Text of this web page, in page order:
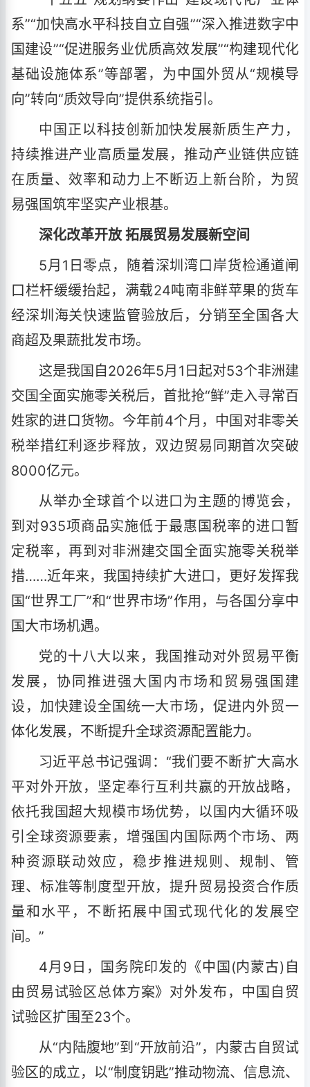
系”“加快高水平科技自立自强”“深入推进数字中
国建设”“促进服务业优质高效发展”“构建现代化
基础设施体系”等部署，为中国外贸从“规模导
向”转向“质效导向”提供系统指引。
中国正以科技创新加快发展新质生产力，
持续推进产业高质量发展，推动产业链供应链
在质量、效率和动力上不断迈上新台阶，为贸
易强国筑牢坚实产业根基。
深化改革开放 拓展贸易发展新空间
5月1日零点，随着深圳湾口岸货检通道闸
口栏杆缓缓抬起，满载24吨南非鲜苹果的货车
经深圳海关快速监管验放后，分销至全国各大
商超及果蔬批发市场。
这是我国自2026年5月1日起对53个非洲建
交国全面实施零关税后，首批抢“鲜”走入寻常百
姓家的进口货物。今年前4个月，中国对非零关
税举措红利逐步释放，双边贸易同期首次突破
8000亿元。
从举办全球首个以进口为主题的博览会，
到对935项商品实施低于最惠国税率的进口暂
定税率，再到对非洲建交国全面实施零关税举
措……近年来，我国持续扩大进口，更好发挥我
国“世界工厂”和“世界市场”作用，与各国分享中
国大市场机遇。
党的十八大以来，我国推动对外贸易平衡
发展，协同推进强大国内市场和贸易强国建
设，加快建设全国统一大市场，促进内外贸一
体化发展，不断提升全球资源配置能力。
习近平总书记强调：“我们要不断扩大高水
平对外开放，坚定奉行互利共赢的开放战略，
依托我国超大规模市场优势，以国内大循环吸
引全球资源要素，增强国内国际两个市场、两
种资源联动效应，稳步推进规则、规制、管
理、标准等制度型开放，提升贸易投资合作质
量和水平，不断拓展中国式现代化的发展空
间。”
4月9日，国务院印发的《中国(内蒙古)自
由贸易试验区总体方案》对外发布，中国自贸
试验区扩围至23个。
从“内陆腹地”到“开放前沿”，内蒙古自贸试
验区的成立，以“制度钥匙”推动物流、信息流、